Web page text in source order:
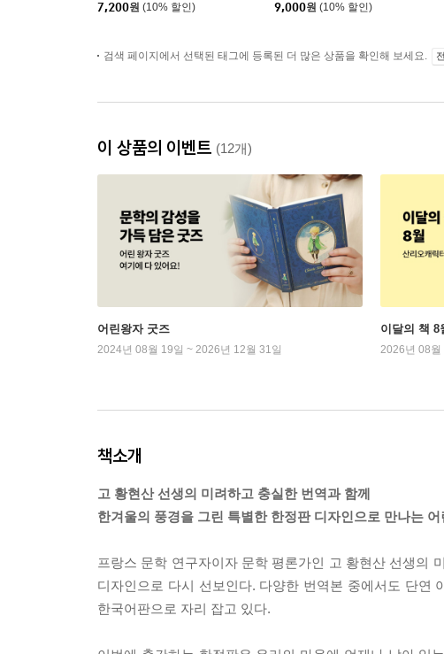
7,200원 (10% 할인)
9,000원 (10% 할인)
검색 페이지에서 선택된 태그에 등록된 더 많은 상품을 확인해 보세요.
이 상품의 이벤트 (12개)
어린왕자 굿즈
2024년 08월 19일 ~ 2026년 12월 31일
이달의 책 8
2026년 08월
책소개
고 황현산 선생의 미려하고 충실한 번역과 함께
한겨울의 풍경을 그린 특별한 한정판 디자인으로 만나는 어
프랑스 문학 연구자이자 문학 평론가인 고 황현산 선생의
디자인으로 다시 선보인다. 다양한 번역본 중에서도 단연
한국어판으로 자리 잡고 있다.